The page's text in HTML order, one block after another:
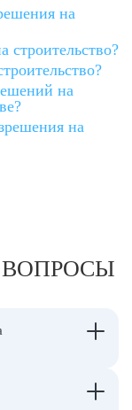
на
строительство?
на
на